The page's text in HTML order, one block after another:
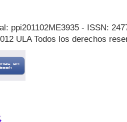
ppi201102ME3935 - ISSN:
ULA Todos los derechos